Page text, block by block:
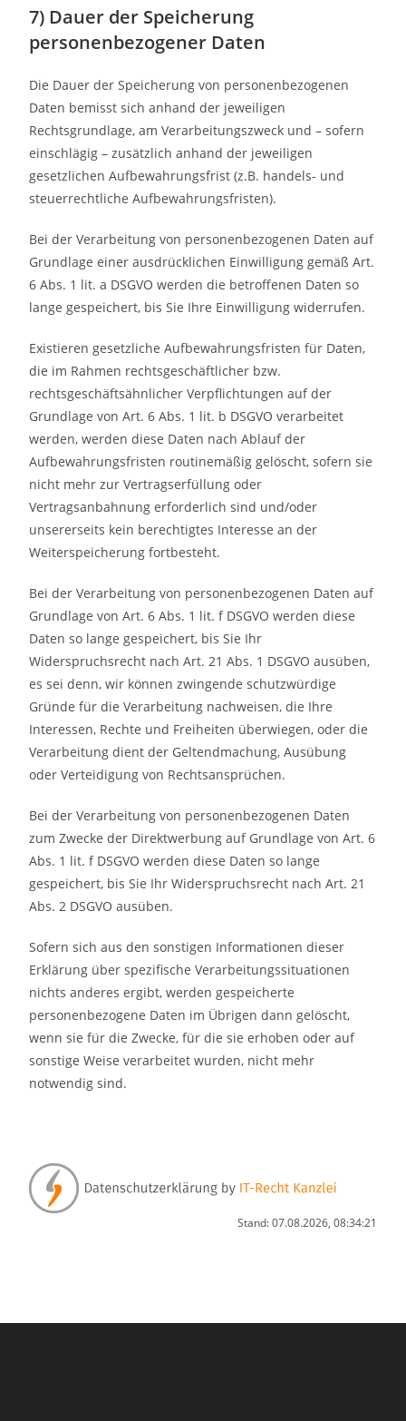
7) Dauer der Speicherung
personenbezogener Daten
Die Dauer der Speicherung von personenbezogenen
Daten bemisst sich anhand der jeweiligen
Rechtsgrundlage, am Verarbeitungszweck und – sofern
einschlägig – zusätzlich anhand der jeweiligen
gesetzlichen Aufbewahrungsfrist (z.B. handels- und
steuerrechtliche Aufbewahrungsfristen).
Bei der Verarbeitung von personenbezogenen Daten auf
Grundlage einer ausdrücklichen Einwilligung gemäß Art.
6 Abs. 1 lit. a DSGVO werden die betroffenen Daten so
lange gespeichert, bis Sie Ihre Einwilligung widerrufen.
Existieren gesetzliche Aufbewahrungsfristen für Daten,
die im Rahmen rechtsgeschäftlicher bzw.
rechtsgeschäftsähnlicher Verpflichtungen auf der
Grundlage von Art. 6 Abs. 1 lit. b DSGVO verarbeitet
werden, werden diese Daten nach Ablauf der
Aufbewahrungsfristen routinemäßig gelöscht, sofern sie
nicht mehr zur Vertragserfüllung oder
Vertragsanbahnung erforderlich sind und/oder
unsererseits kein berechtigtes Interesse an der
Weiterspeicherung fortbesteht.
Bei der Verarbeitung von personenbezogenen Daten auf
Grundlage von Art. 6 Abs. 1 lit. f DSGVO werden diese
Daten so lange gespeichert, bis Sie Ihr
Widerspruchsrecht nach Art. 21 Abs. 1 DSGVO ausüben,
es sei denn, wir können zwingende schutzwürdige
Gründe für die Verarbeitung nachweisen, die Ihre
Interessen, Rechte und Freiheiten überwiegen, oder die
Verarbeitung dient der Geltendmachung, Ausübung
oder Verteidigung von Rechtsansprüchen.
Bei der Verarbeitung von personenbezogenen Daten
zum Zwecke der Direktwerbung auf Grundlage von Art. 6
Abs. 1 lit. f DSGVO werden diese Daten so lange
gespeichert, bis Sie Ihr Widerspruchsrecht nach Art. 21
Abs. 2 DSGVO ausüben.
Sofern sich aus den sonstigen Informationen dieser
Erklärung über spezifische Verarbeitungssituationen
nichts anderes ergibt, werden gespeicherte
personenbezogene Daten im Übrigen dann gelöscht,
wenn sie für die Zwecke, für die sie erhoben oder auf
sonstige Weise verarbeitet wurden, nicht mehr
notwendig sind.
Stand: 07.08.2026, 08:34:21